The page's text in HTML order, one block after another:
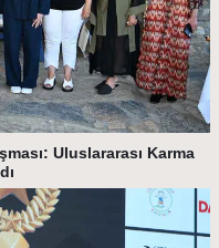
Uluslararası Karma